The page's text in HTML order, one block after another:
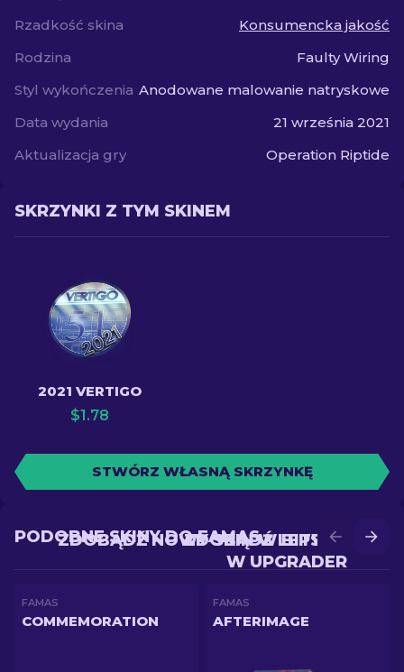
Rzadkość skina
Konsumencka jakość
Rodzina
Faulty Wiring
Styl wykończenia Anodowane malowanie natryskowe
Data wydania
21 września 2021
Aktualizacja gry
Operation Riptide
SKRZYNKI Z TYM SKINEM
2021 VERTIGO
$1.78
STWÓRZ WŁASNĄ SKRZYNKĘ
ZDOBĄDŹ LEPSZY SKIN
W UPGRADER
ZDOBĄDŹ NOWY SKIN W BITWIE
PODOBNE SKINY DO FAMAS
FAMAS
COMMEMORATION
FAMAS
AFTERIMAGE